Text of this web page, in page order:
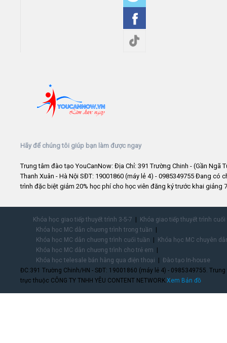
Hãy để chúng tôi giúp bạn làm được ngay
Trung tâm đào tạo YouCanNow: Địa Chỉ: 391 Trường Chinh - (Gần Ngã
Thanh Xuân - Hà Nội SĐT: 19001860 (máy lẻ 4) - 0985349755 Đang có
trình đặc biệt giảm 20% học phí cho học viên đăng ký trước khai giảng
Khóa học giao tiếp thuyết trình 3-5-7
Khóa giao tiếp thuyết trình
Khóa học MC dẫn chương trình trong tuần
Khóa học MC dẫn chương trình cuối tuần
Khóa học MC chuyên
Khóa học MC dẫn chương trình cho trẻ em
Khóa học telesale bán hàng qua điện thoại
Đào tạo In-house
ĐC:391 Trường Chinh/HN - SĐT: 19001860 (máy lẻ 4) - 0985349755.
trực thuộc CÔNG TY TNHH YÊU CONTENT NETWORK.Xem Bản đồ